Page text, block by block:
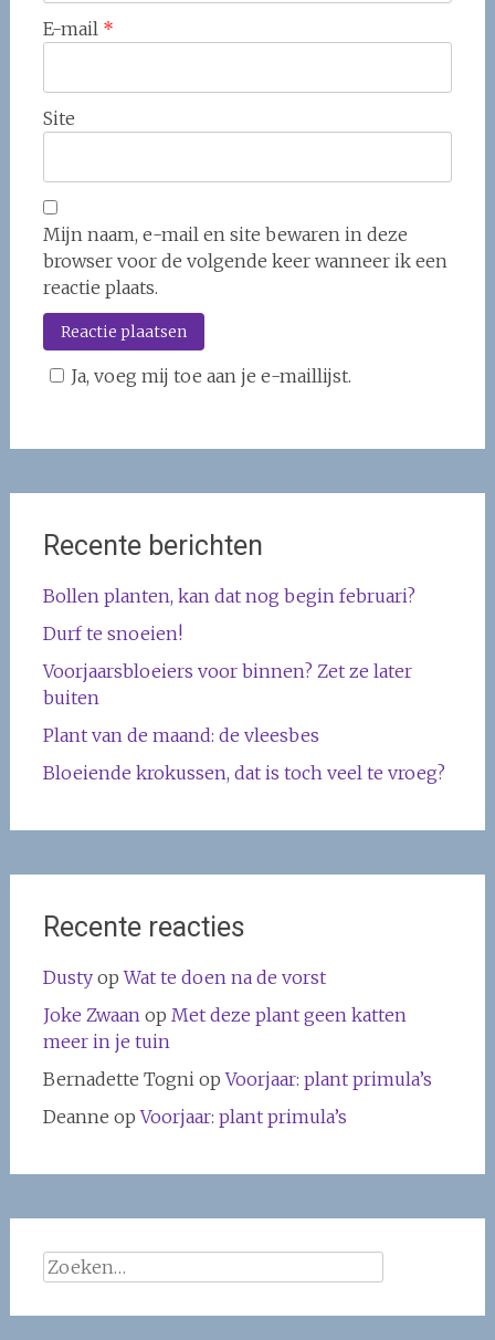
E-mail *
Site
Mijn naam, e-mail en site bewaren in deze
browser voor de volgende keer wanneer ik een
reactie plaats.
Ja, voeg mij toe aan je e-maillijst.
Recente berichten
Bollen planten, kan dat nog begin februari?
Durf te snoeien!
Voorjaarsbloeiers voor binnen? Zet ze later
buiten
Plant van de maand: de vleesbes
Bloeiende krokussen, dat is toch veel te vroeg?
Recente reacties
DustyopWat te doen na de vorst
Joke Zwaanop Met deze plant geen katten
meer in je tuin
Bernadette TogniopVoorjaar: plant primula’s
Deanne opVoorjaar: plant primula’s
Zoeken